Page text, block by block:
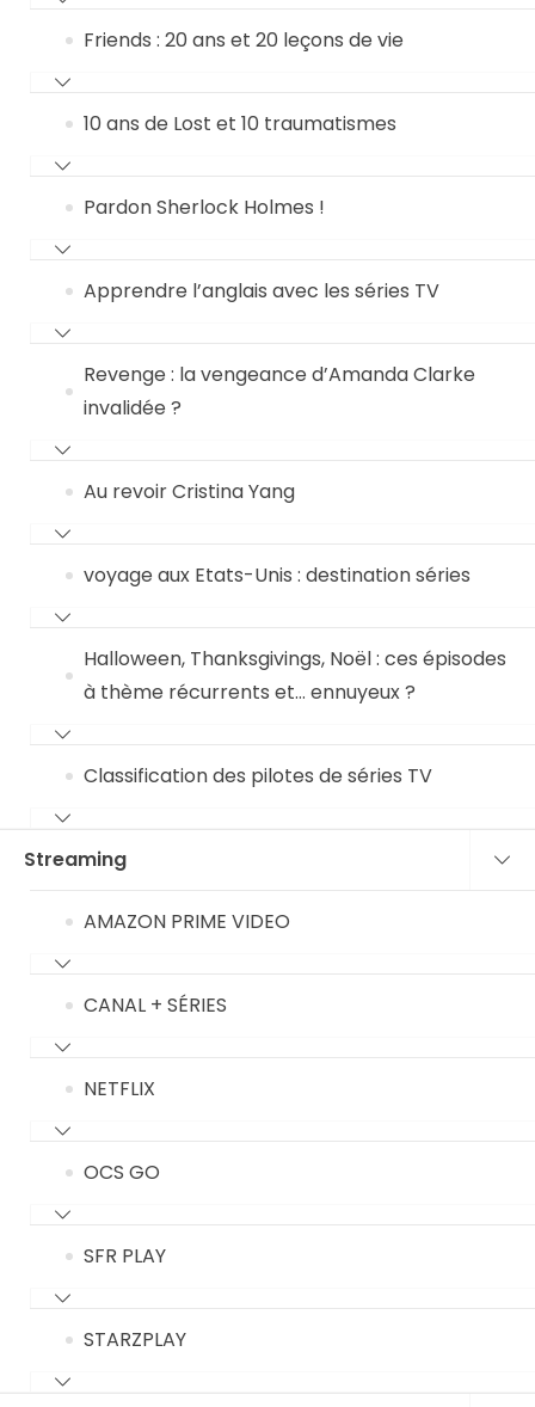
Friends : 20 ans et 20 leçons de vie
10 ans de Lost et 10 traumatismes
Pardon Sherlock Holmes !
Apprendre l’anglais avec les séries TV
Revenge : la vengeance d’Amanda Clarke
invalidée ?
Au revoir Cristina Yang
voyage aux Etats-Unis : destination séries
Halloween, Thanksgivings, Noël : ces épisodes
à thème récurrents et… ennuyeux ?
Classification des pilotes de séries TV
Streaming
AMAZON PRIME VIDEO
CANAL + SÉRIES
NETFLIX
OCS GO
SFR PLAY
STARZPLAY